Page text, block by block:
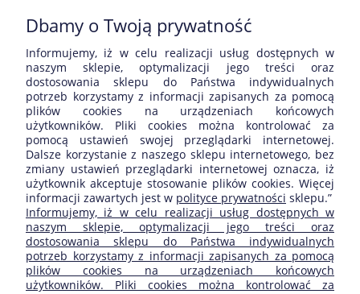
Opinie o produkcie (0)
Wyświetlane są wszystkie opinie (pozytywne i negatywne). Nie
weryfikujemy, czy pochodzą one od klientów, którzy kupili dany
produkt.
ZAKUPY
POMOC
Dbamy o Twoją prywatność
Informujemy, iż w celu realizacji usług dostępnych w
naszym sklepie, optymalizacji jego treści oraz
dostosowania sklepu do Państwa indywidualnych
potrzeb korzystamy z informacji zapisanych za pomocą
plików cookies na urządzeniach końcowych
użytkowników. Pliki cookies można kontrolować za
pomocą ustawień swojej przeglądarki internetowej.
Dalsze korzystanie z naszego sklepu internetowego, bez
zmiany ustawień przeglądarki internetowej oznacza, iż
użytkownik akceptuje stosowanie plików cookies. Więcej
informacji zawartych jest w polityce prywatności sklepu.”
Informujemy, iż w celu realizacji usług dostępnych w
naszym sklepie, optymalizacji jego treści oraz
dostosowania sklepu do Państwa indywidualnych
potrzeb korzystamy z informacji zapisanych za pomocą
plików cookies na urządzeniach końcowych
użytkowników. Pliki cookies można kontrolować za